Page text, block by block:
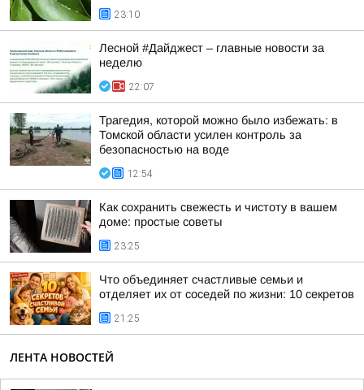
23:10
Лесной #Дайджест – главные новости за
неделю
22:07
Трагедия, которой можно было избежать: в
Томской области усилен контроль за
безопасностью на воде
12:54
Как сохранить свежесть и чистоту в вашем
доме: простые советы
23:25
Что объединяет счастливые семьи и
отделяет их от соседей по жизни: 10 секретов
21:25
ЛЕНТА НОВОСТЕЙ